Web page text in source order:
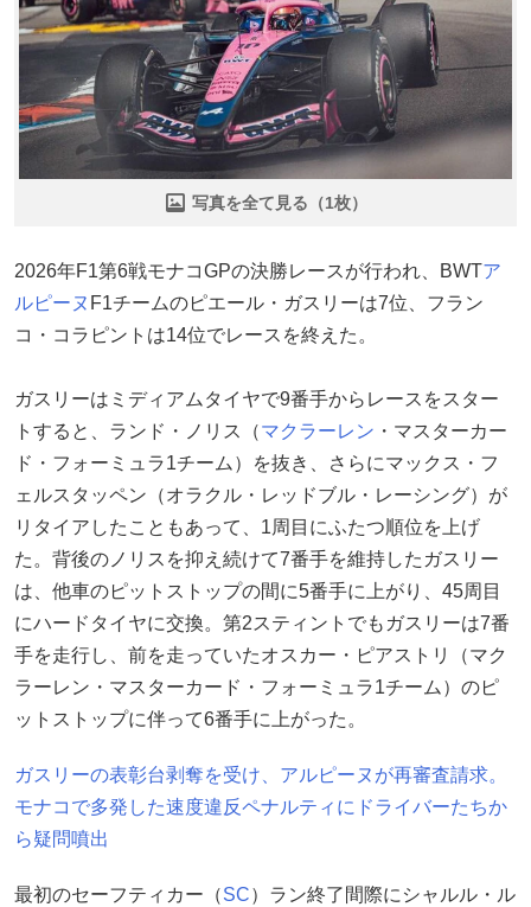
写真を全て見る（1枚）
2026年F1第6戦モナコGPの決勝レースが行われ、BWTア
ルピーヌ F1チームのピエール・ガスリーは7位、フラン
コ・コラピントは14位でレースを終えた。
ガスリーはミディアムタイヤで9番手からレースをスター
トすると、ランド・ノリス（マクラーレン ・マスターカー
ド・フォーミュラ1チーム）を抜き、さらにマックス・フ
ェルスタッペン（オラクル・レッドブル・レーシング）が
リタイアしたこともあって、1周目にふたつ順位を上げ
た。背後のノリスを抑え続けて7番手を維持したガスリー
は、他車のピットストップの間に5番手に上がり、45周目
にハードタイヤに交換。第2スティントでもガスリーは7番
手を走行し、前を走っていたオスカー・ピアストリ（マク
ラーレン・マスターカード・フォーミュラ1チーム）のピ
ットストップに伴って6番手に上がった。
ガスリーの表彰台剥奪を受け、アルピーヌが再審査請求。
モナコで多発した速度違反ペナルティにドライバーたちか
ら疑問噴出
最初のセーフティカー（SC）ラン終了間際にシャルル・ル